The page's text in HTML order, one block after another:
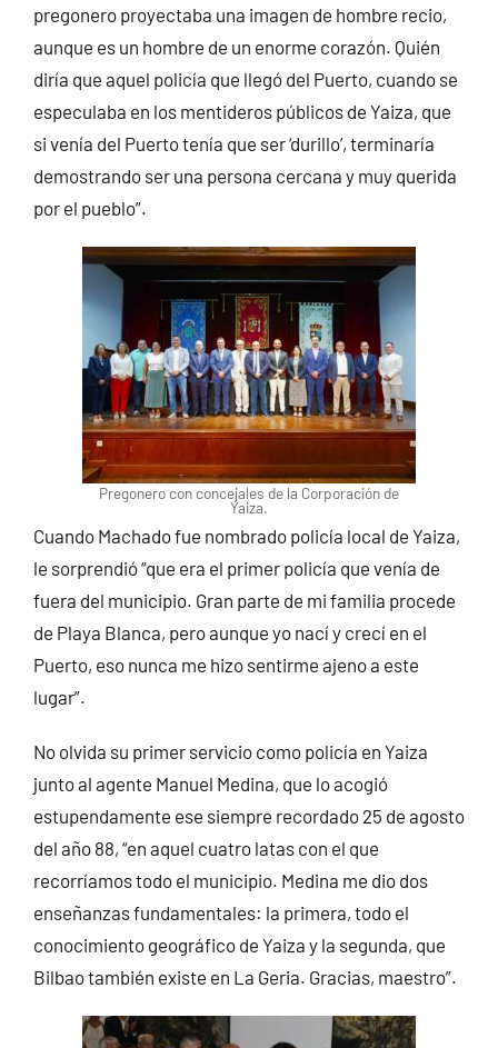
pregonero proyectaba una imagen de hombre recio,
aunque es un hombre de un enorme corazón. Quién
diría que aquel policía que llegó del Puerto, cuando se
especulaba en los mentideros públicos de Yaiza, que
si venía del Puerto tenía que ser ‘durillo’, terminaría
demostrando ser una persona cercana y muy querida
por el pueblo”.
Pregonero con concejales de la Corporación de
Yaiza.
Cuando Machado fue nombrado policía local de Yaiza,
le sorprendió “que era el primer policía que venía de
fuera del municipio. Gran parte de mi familia procede
de Playa Blanca, pero aunque yo nací y crecí en el
Puerto, eso nunca me hizo sentirme ajeno a este
lugar”.
No olvida su primer servicio como policía en Yaiza
junto al agente Manuel Medina, que lo acogió
estupendamente ese siempre recordado 25 de agosto
del año 88, “en aquel cuatro latas con el que
recorríamos todo el municipio. Medina me dio dos
enseñanzas fundamentales: la primera, todo el
conocimiento geográfico de Yaiza y la segunda, que
Bilbao también existe en La Geria. Gracias, maestro”.